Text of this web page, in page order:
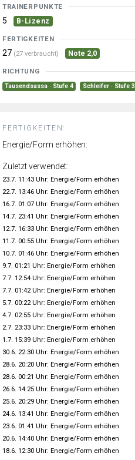
TRAINERPUNKTE
5 B-Lizenz
FERTIGKEITEN
27 (27 verbraucht) Note 2,0
RICHTUNG
Tausendsassa · Stufe 4 Schleifer · Stufe 3
FERTIGKEITEN:
Energie/Form erhöhen:
Zuletzt verwendet:
23.7. 11:43 Uhr: Energie/Form erhöhen
22.7. 13:46 Uhr: Energie/Form erhöhen
16.7. 01:07 Uhr: Energie/Form erhöhen
14.7. 23:41 Uhr: Energie/Form erhöhen
12.7. 16:33 Uhr: Energie/Form erhöhen
11.7. 00:55 Uhr: Energie/Form erhöhen
10.7. 01:46 Uhr: Energie/Form erhöhen
9.7. 01:21 Uhr: Energie/Form erhöhen
7.7. 12:54 Uhr: Energie/Form erhöhen
7.7. 01:42 Uhr: Energie/Form erhöhen
5.7. 00:22 Uhr: Energie/Form erhöhen
4.7. 02:55 Uhr: Energie/Form erhöhen
2.7. 23:33 Uhr: Energie/Form erhöhen
1.7. 15:39 Uhr: Energie/Form erhöhen
30.6. 22:30 Uhr: Energie/Form erhöhen
28.6. 20:20 Uhr: Energie/Form erhöhen
28.6. 00:21 Uhr: Energie/Form erhöhen
26.6. 14:25 Uhr: Energie/Form erhöhen
25.6. 20:29 Uhr: Energie/Form erhöhen
24.6. 13:41 Uhr: Energie/Form erhöhen
23.6. 01:41 Uhr: Energie/Form erhöhen
20.6. 14:40 Uhr: Energie/Form erhöhen
18.6. 12:30 Uhr: Energie/Form erhöhen